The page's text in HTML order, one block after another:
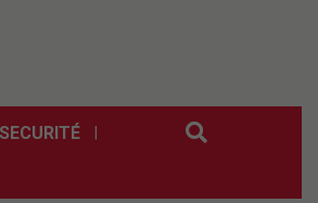
SECURITÉ